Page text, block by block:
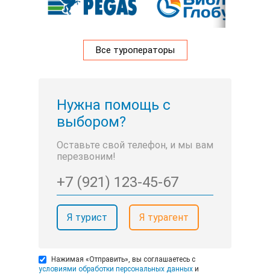
Все туроператоры
Нужна помощь с
выбором?
Оставьте свой телефон, и мы вам
перезвоним!
Я турист Я турагент
Нажимая «Отправить», вы соглашаетесь с
условиями обработки персональных данных и